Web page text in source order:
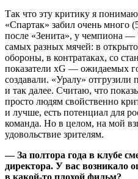
Так что эту критику я
«Спартак» забил очень много
после «Зенита», у чемпиона
самых разных мячей: в
обороны, в контратаках, со
показатели xG — ожидаемых
создавали. «Уралу»
и так далее. Считаю, что
просто людям свойственно
и лучше, есть потенциал для
команда. Но в целом, на мой
удовольствие зрителям.
— За полтора года в клубе
директора. У вас возникало
в какой-то плохой фильм?